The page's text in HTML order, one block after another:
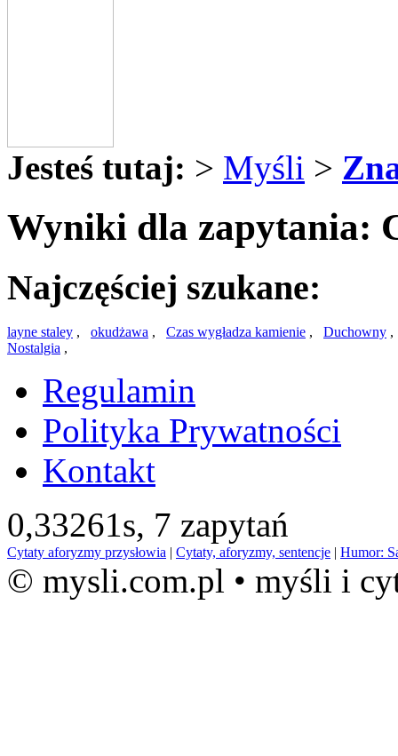
Jesteś tutaj: > Myśli >
Wyniki dla zapytania:
Najczęściej szukane:
layne staley , okudżawa , Czas wygładza kamienie , Duchowny
Nostalgia ,
Regulamin
Polityka Prywatności
Kontakt
0,33261s, 7 zapytań
Cytaty aforyzmy przysłowia | Cytaty, aforyzmy, sentencje | Humor:
© mysli.com.pl • myśli i